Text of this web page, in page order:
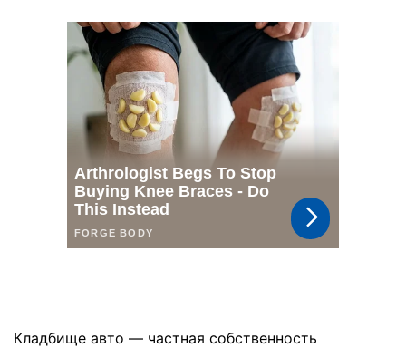
Кладбище авто — частная собственность